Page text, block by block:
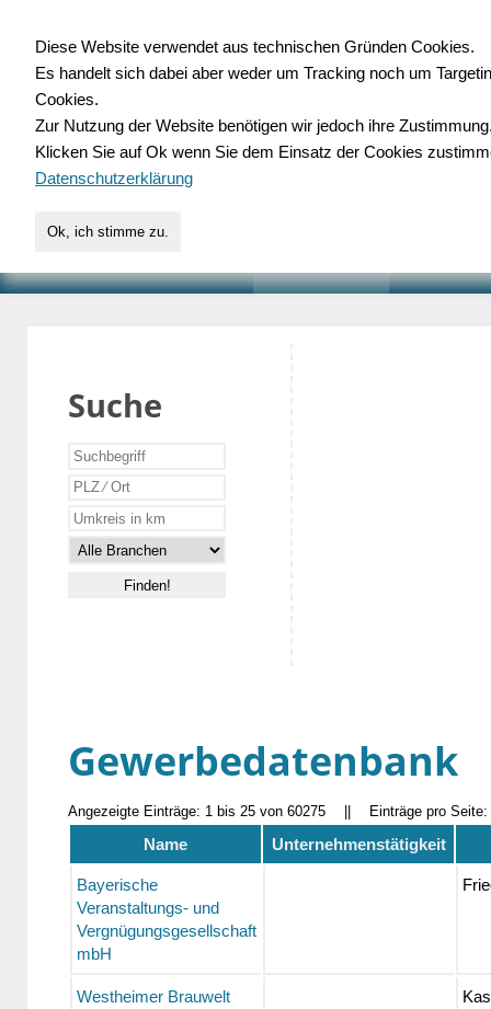
für Handwerk,
Suche
Gewerbedatenbank
Angezeigte Einträge: 1 bis 25 von 60275 Einträge pro Seite:
Name Unternehmenstätigkeit
Bayerische
Veranstaltungs- und
Vergnügungsgesellschaft
mbH
Westheimer Brauwelt
Diese Website verwendet aus technischen Gründen Cookies.
Es handelt sich dabei aber weder um Tracking noch um
Cookies.
Zur Nutzung der Website benötigen wir jedoch ihre
Klicken Sie auf Ok wenn Sie dem Einsatz der Cookies
Datenschutzerklärung
Ok, ich stimme zu.